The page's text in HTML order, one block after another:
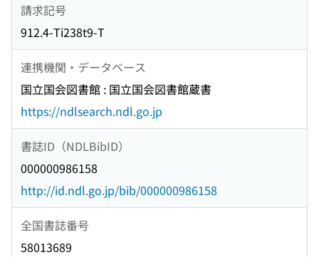
請求記号
912.4-Ti238t9-T
連携機関・データベース
国立国会図書館 : 国立国会図書館蔵書
https://ndlsearch.ndl.go.jp
書誌ID（NDLBibID）
000000986158
http://id.ndl.go.jp/bib/000000986158
全国書誌番号
58013689